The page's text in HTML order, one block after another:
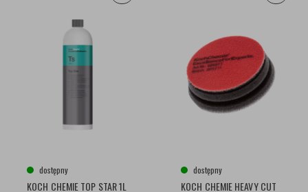
dostępny
KOCH CHEMIE TOP STAR 1L
dostępny
KOCH CHEMIE HEAVY CUT